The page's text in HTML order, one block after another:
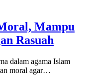
Mampu
Rasuah
dalam agama Islam
moral agar…